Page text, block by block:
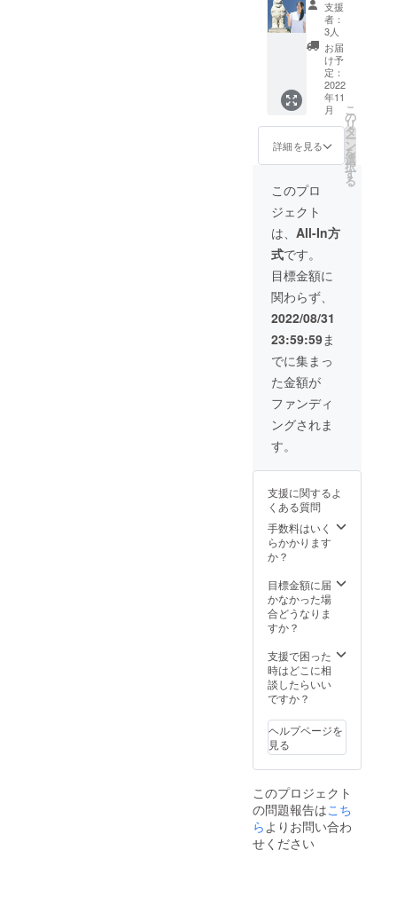
トバッ
グ：浅
香の
シー
サーの
イラス
ト入
り、
W36×H
37×D11
内容量
ナルタ
フェイ
スタオ
ル、約
34×84c
m ・デ
ザイ
ン：い
ずれも
シー
サーの
イラス
トのイ
ラスト
入り ＊
写真は
す。若
干の変
更の可
能性が
ありま
す。
ツを
セット
にした
ものを
お送り
しま
す！ こ
のTシャ
ツは、
シー
スタッ
フも着
用予定
です。
お礼の
手紙も
お届け
します
<詳細>
・セッ
ト内
容：オ
リジナ
ルタオ
ル１点
＆トー
トバッ
グ１点
シャツ
１点 ①
オリジ
ナルT
シャ
ツ：オ
サイズ
or XLサ
イズか
だけま
す。 ②
トート
バッ
香の
シー
サーの
イラス
り、
W36×H
37×D11
内容量
10L ③
ルタオ
ル＆
トート
バッグ
＆Tシャ
ツコー
ス】
<<10名
限定>>
修復し
たシー
サーと
一緒に
記念撮
影させ
ていた
だきま
す！も
ちろん
プロの
カメラ
マンが
撮影し
ます。
さら
に、オ
リジナ
ルタオ
ル＆
トート
ツの3点
りしま
す！お
礼の手
紙もお
届けし
詳細>
・セッ
ト内
容：記
＆オリ
ジナル
タオル
１点＆
バッグ
１点＆
オリジ
ナルT
１点 ①
オリジ
ナルT
シャ
ツ：オ
支援
者：
3人
お届
け予
定：
2022
年11
月
詳細を見る
こ
の
リ
タ
ー
ン
を
選
択
す
る
このプロ
ジェクト
は、 All-In方
式です。
目標金額に
関わらず、
2022/08/31
23:59:59ま
でに集まっ
た金額が
ファンディ
ングされま
す。
支援に関するよ
くある質問
手数料はいく
らかかります
か？
目標金額に届
かなかった場
合どうなりま
すか？
支援で困った
時はどこに相
談したらいい
ですか？
ヘルプページを
見る
このプロジェクト
の問題報告はこち
らよりお問い合わ
せください